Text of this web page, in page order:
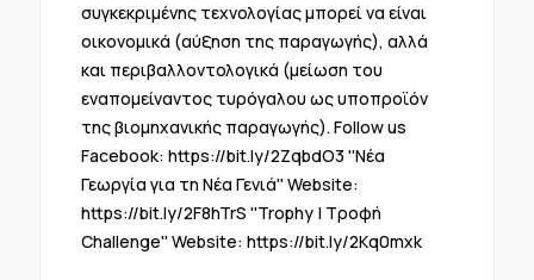
συγκεκριμένης τεχνολογίας μπορεί να είναι
οικονομικά (αύξηση της παραγωγής), αλλά
και περιβαλλοντολογικά (μείωση του
εναπομείναντος τυρόγαλου ως υποπροϊόν
της βιομηχανικής παραγωγής). Follow us
Facebook: https://bit.ly/2ZqbdO3 ''Νέα
Γεωργία για τη Νέα Γενιά'' Website:
https://bit.ly/2F8hTrS ''Trophy | Τροφή
Challenge'' Website: https://bit.ly/2Kq0mxk